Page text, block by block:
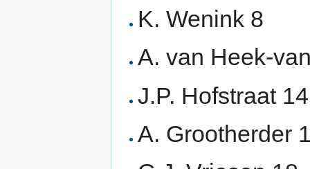
K. Wenink 8
A. van Heek-
J.P. Hofstraat 14
A. Grootherder